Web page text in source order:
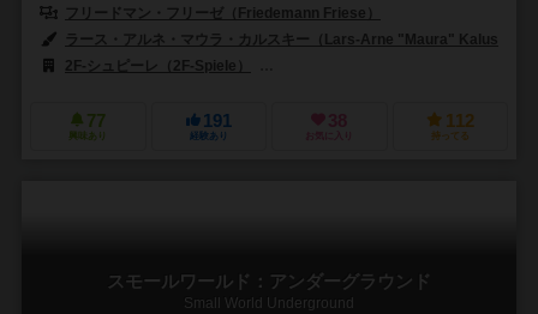
フリードマン・フリーゼ（Friedemann Friese）
ラース・アルネ・マウラ・カルスキー（Lars-Arne "Maura" Kalusky）
2F-シュピーレ（2F-Spiele）
77
興味あり
191
経験あり
38
お気に入り
112
持ってる
スモールワールド：アンダーグラウンド
Small World Underground